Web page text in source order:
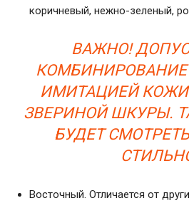
коричневый, нежно-зеленый,
ВАЖНО!
КОМБИНИРОВАНИЕ
ИМИТАЦИЕЙ
ЗВЕРИНОЙ ШКУРЫ.
БУДЕТ
Восточный. Отличается от